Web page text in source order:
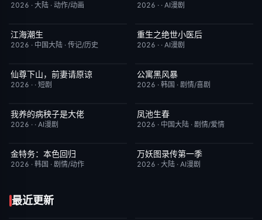
2026 · 大陆 · 动作/动画 2026 · · AI漫剧
更新至第22集
江海潮生
2026 · 中国大陆 · 传记/历史
完结
重生之绝世小医后
2026 · · AI漫剧
完结
仙尊下山，前妻请原谅
2026 · · 短剧
更新至第08集
公寓黑风暴
2026 · 韩国 · 剧情/喜剧
完结
我养的病秧子是大佬
2026 · · AI漫剧
已完结
凤池生春
2026 · 中国大陆 · 剧情/爱情
已完结
金特务：本色回归
2026 · 韩国 · 剧情/动作
完结
万妖图录传第一季
2026 · 大陆 · AI漫剧
最近更新